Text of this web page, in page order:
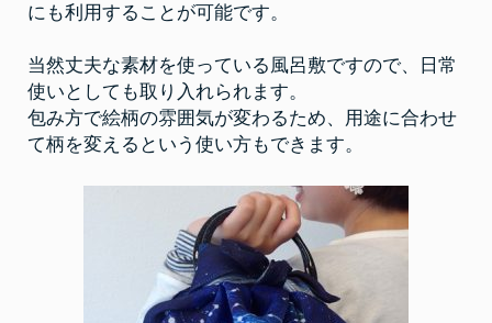
にも利用することが可能です。
当然丈夫な素材を使っている風呂敷ですので、日常
使いとしても取り入れられます。
包み方で絵柄の雰囲気が変わるため、用途に合わせ
て柄を変えるという使い方もできます。